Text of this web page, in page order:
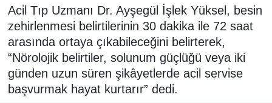
Acil Tıp Uzmanı Dr. Ayşegül İşlek Yüksel, besin
zehirlenmesi belirtilerinin 30 dakika ile 72 saat
arasında ortaya çıkabileceğini belirterek,
“Nörolojik belirtiler, solunum güçlüğü veya iki
günden uzun süren şikâyetlerde acil servise
başvurmak hayat kurtarır” dedi.
SİYASET
SPOR
ASAYİŞ
Tüm Manşetler
Son Dakika Haberleri
Haber Arşivi